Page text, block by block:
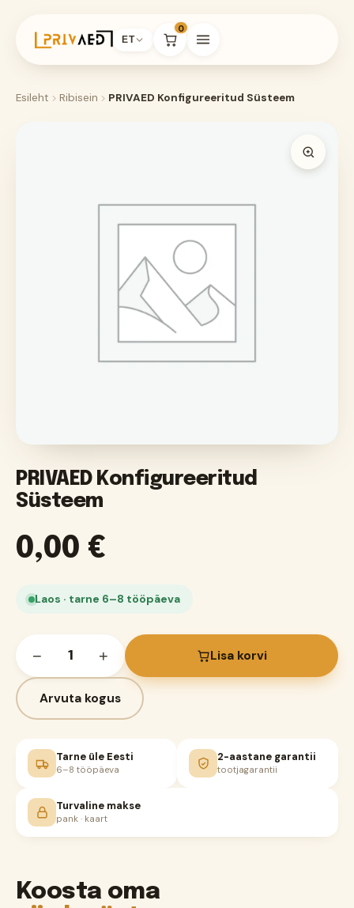
ET
0
Esileht Ribisein PRIVAED Konfigureeritud Süsteem
PRIVAED Konfigureeritud
Süsteem
0,00 €
Laos · tarne 6–8 tööpäeva
− + Lisa korvi
Arvuta kogus
Tarne üle Eesti
6–8 tööpäeva
2-aastane garantii
tootjagarantii
Turvaline makse
pank · kaart
Koosta oma